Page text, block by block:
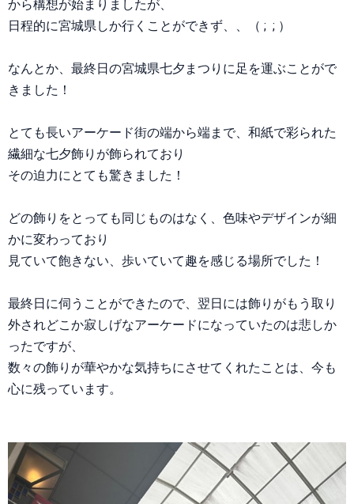
から構想が始まりましたが、
日程的に宮城県しか行くことができず、、（ ; ; ）
なんとか、最終日の宮城県七夕まつりに足を運ぶことがで
きました！
とても長いアーケード街の端から端まで、和紙で彩られた
繊細な七夕飾りが飾られており
その迫力にとても驚きました！
どの飾りをとっても同じものはなく、色味やデザインが細
かに変わっており
見ていて飽きない、歩いていて趣を感じる場所でした！
最終日に伺うことができたので、翌日には飾りがもう取り
外されどこか寂しげなアーケードになっていたのは悲しか
ったですが、
数々の飾りが華やかな気持ちにさせてくれたことは、今も
心に残っています。